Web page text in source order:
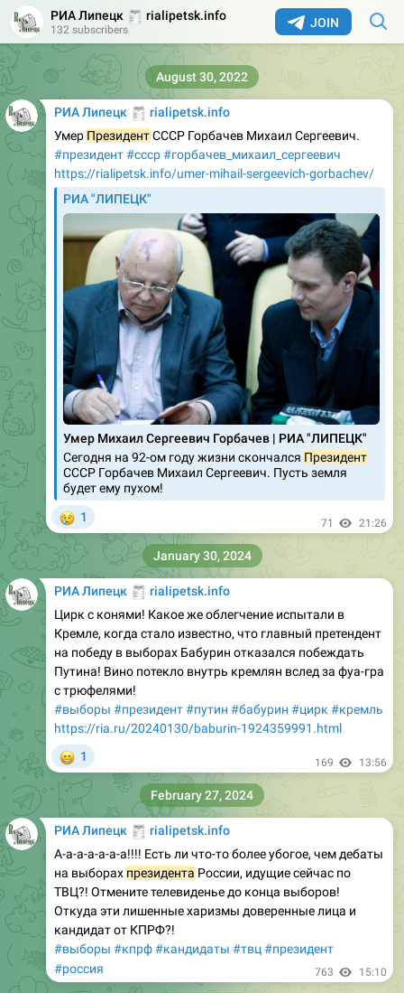
JOIN
РИА Липецк
🧾rialipetsk.info
132 subscribers
РИА Липецк
🧾rialipetsk.info
Умер ПрезидентСССР Горбачев Михаил Сергеевич.
#президент#ссср#горбачев_михаил_сергеевич
https://rialipetsk.info/umer-mihail-sergeevich-gorbachev/
РИА "ЛИПЕЦК"
Умер Михаил Сергеевич Горбачев | РИА "ЛИПЕЦК"
Сегодня на 92-ом году жизни скончался Президент
СССР Горбачев Михаил Сергеевич. Пусть земля
будет ему пухом!
1 71 21:26
August 30, 2022
РИА Липецк
🧾rialipetsk.info
Цирк с конями! Какое же облегчение испытали в
Кремле, когда стало известно, что главный претендент
на победу в выборах Бабурин отказался побеждать
Путина! Вино потекло внутрь кремлян вслед за фуа-гра
с трюфелями!
#выборы #президент#путин #бабурин #цирк#кремль
https://ria.ru/20240130/baburin-1924359991.html
1 169 13:56
January 30, 2024
РИА Липецк
🧾rialipetsk.info
А-а-а-а-а-а-а!!!! Есть ли что-то более убогое, чем дебаты
на выборах президента России, идущие сейчас по
ТВЦ?! Отмените телевиденье до конца выборов!
Откуда эти лишенные харизмы доверенные лица и
кандидат от КПРФ?!
#выборы #кпрф#кандидаты #твц#президент
#россия
763 15:10
February 27, 2024